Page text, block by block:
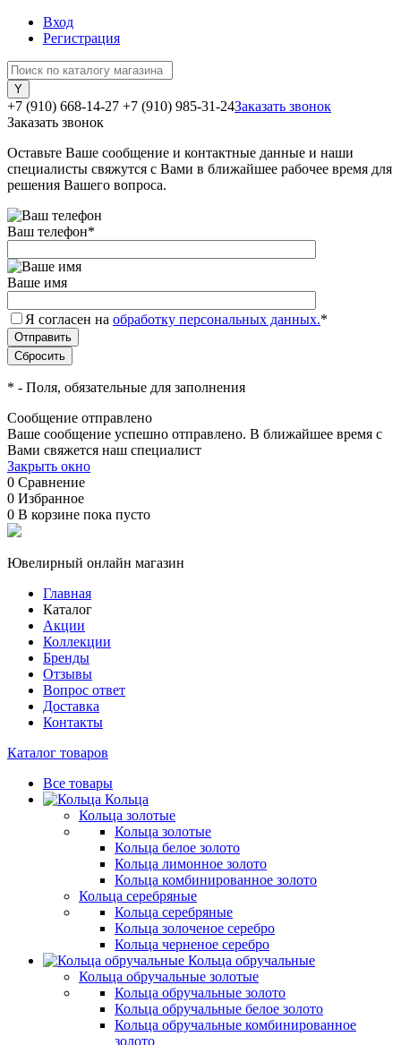
Вход
Регистрация
+7 (910) 668-14-27 +7 (910) 985-31-24Заказать звонок
Заказать звонок
Оставьте Ваше сообщение и контактные данные и наши
специалисты свяжутся с Вами в ближайшее рабочее время для
решения Вашего вопроса.
Ваш телефон*
Ваше имя
Я согласен на обработку персональных данных.*
* - Поля, обязательные для заполнения
Сообщение отправлено
Ваше сообщение успешно отправлено. В ближайшее время с
Вами свяжется наш специалист
Закрыть окно
0 Сравнение
0 Избранное
0 В корзине пока пусто
Ювелирный онлайн магазин
Главная
Каталог
Акции
Коллекции
Бренды
Отзывы
Вопрос ответ
Доставка
Контакты
Каталог товаров
Все товары
Кольца
Кольца золотые
Кольца золотые
Кольца белое золото
Кольца лимонное золото
Кольца комбинированное золото
Кольца серебряные
Кольца серебряные
Кольца золоченое серебро
Кольца черненое серебро
Кольца обручальные
Кольца обручальные золотые
Кольца обручальные золото
Кольца обручальные белое золото
Кольца обручальные комбинированное
золото